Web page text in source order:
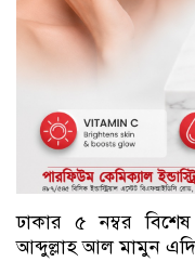
ঢাকার ৫ নম্বর
আব্দুল্লাহ আল মামুন